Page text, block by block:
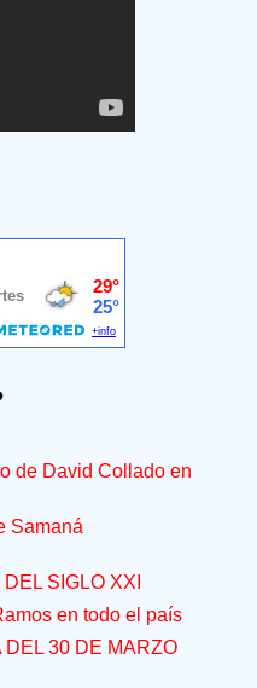
de David Collado en
Samaná
SIGLO XXI
en todo el país
DEL 30 DE MARZO